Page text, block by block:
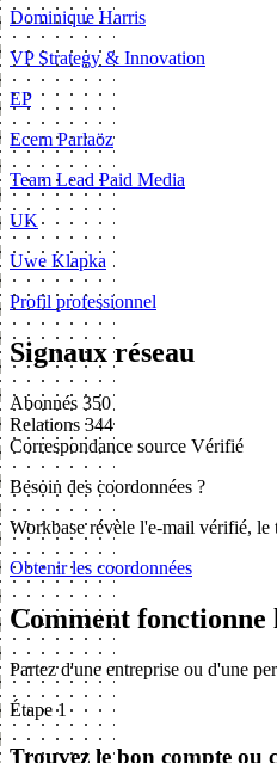
Dominique Harris
VP Strategy & Innovation
EP
Ecem Parlaöz
Team Lead Paid Media
UK
Uwe Klapka
Profil professionnel
Signaux réseau
Abonnés 350
Relations 344
Correspondance source Vérifié
Besoin des coordonnées ?
Workbase révèle l'e-mail vérifié, le
Obtenir les coordonnées
Comment fonctionne
Partez d'une entreprise ou d'une
Étape 1
Trouvez le bon compte ou